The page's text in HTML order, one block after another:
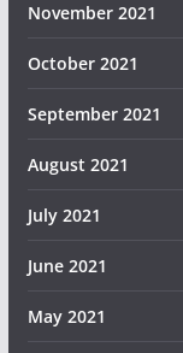
November 2021
October 2021
September 2021
August 2021
July 2021
June 2021
May 2021